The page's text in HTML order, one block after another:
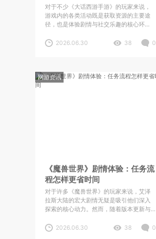
对于不少《大话西游手游》的玩家来说，
游戏内的各类活动既是获取资源的主要途
径，也是体验剧情与社交乐趣的核心环
类和机制也在持续调整。为了方便各位少
2026.06.30 38 0
网游资讯
《魔兽世界》剧情体验：任务流
程怎样更省时间
对于许多《魔兽世界》的玩家来说，艾泽
拉斯大陆的宏大剧情无疑是吸引他们深入
探索的核心动力。然而，随着版本更新与
效地体验剧情，同时又不遗漏关键故事节
2026.06.30 38 0